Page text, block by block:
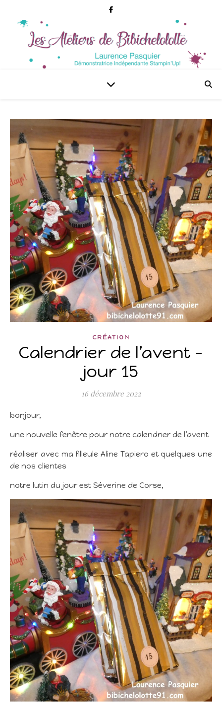
CRÉATION
Calendrier de l’avent –
jour 15
16 décembre 2022
bonjour,
une nouvelle fenêtre pour notre calendrier de l’avent
réaliser avec ma filleule Aline Tapiero et quelques une
de nos clientes
notre lutin du jour est Séverine de Corse,